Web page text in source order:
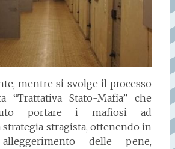
mentre si svolge il processo
“Trattativa Stato-Mafia” che
portare i mafiosi ad
strategia stragista, ottenendo in
delle pene,